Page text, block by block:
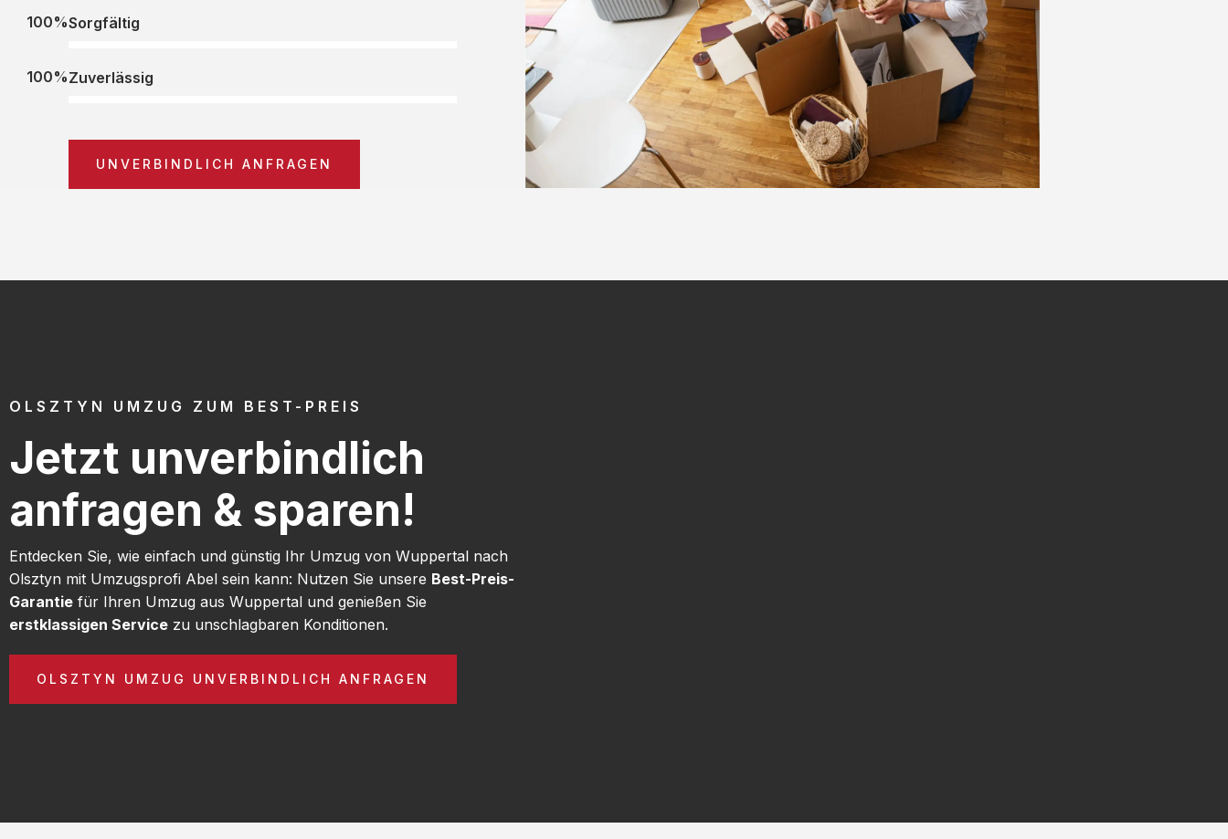
Sorgfältig
100%
Zuverlässig
100%
UNVERBINDLICH ANFRAGEN
OLSZTYN UMZUG ZUM BEST-PREIS
Jetzt unverbindlich
anfragen & sparen!
Entdecken Sie, wie einfach und günstig Ihr Umzug von Wuppertal nach
Olsztyn mit Umzugsprofi Abel sein kann: Nutzen Sie unsere Best-Preis-
Garantie für Ihren Umzug aus Wuppertal und genießen Sie
erstklassigen Service zu unschlagbaren Konditionen.
OLSZTYN UMZUG UNVERBINDLICH ANFRAGEN